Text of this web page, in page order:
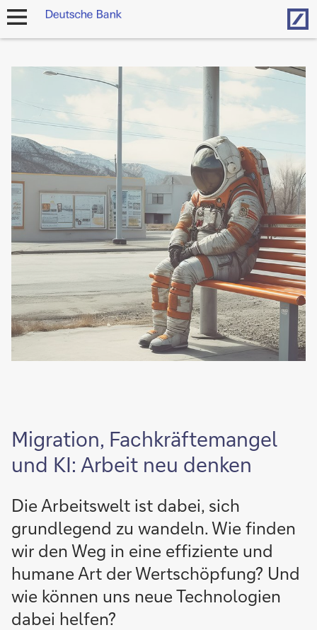
Navigation
Migration, Fachkräftemangel
und KI: Arbeit neu denken
Die Arbeitswelt ist dabei, sich
grundlegend zu wandeln. Wie finden
wir den Weg in eine effiziente und
humane Art der Wertschöpfung? Und
wie können uns neue Technologien
dabei helfen?